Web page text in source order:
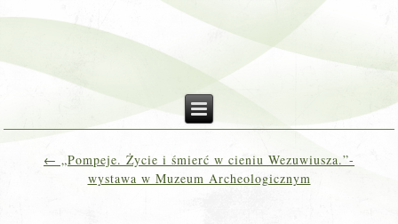
← „Pompeje. Życie i śmierć w cieniu Wezuwiusza.”-
wystawa w Muzeum Archeologicznym